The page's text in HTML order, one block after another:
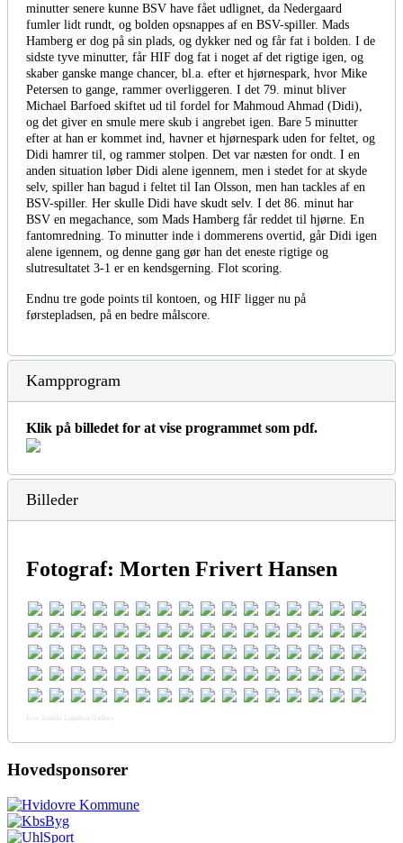
minutter senere kunne BSV have fået udlignet, da Nedergaard
fumler lidt rundt, og bolden opsnappes af en BSV-spiller. Mads
Hamberg er dog på sin plads, og dykker ned og får fat i bolden. I de
sidste tyve minutter, får HIF dog fat i noget af det rigtige igen, og
skaber ganske mange chancer, bl.a. efter et hjørnespark, hvor Mike
Petersen to gange, rammer overliggeren. I det 79. minut bliver
Michael Barfoed skiftet ud til fordel for Mahmoud Ahmad (Didi),
og det giver en smule mere skub i angrebet igen. Bare 5 minutter
efter at han er kommet ind, havner et hjørnespark uden for feltet, og
Didi hamrer til, og rammer stolpen. Det var næsten for ondt. I en
anden situation løber Didi alene igennem, men i stedet for at skyde
selv, spiller han bagud i feltet til Ian Olsson, men han tackles af en
BSV-spiller. Her skulle Didi have skudt selv. I det 86. minut har
BSV en megachance, som Mads Hamberg får reddet til hjørne. En
fantomredning. To minutter inde i dommerens overtid, går Didi igen
alene igennem, og denne gang gør han det eneste rigtige og
slutresultatet 3-1 er en kendsgerning. Flot scoring.
Endnu tre gode points til kontoen, og HIF ligger nu på
førstepladsen, på en bedre målscore.
Kampprogram
Klik på billedet for at vise programmet som pdf.
Billeder
Fotograf: Morten Frivert Hansen
Free Joomla Lightbox Gallery
Hovedsponsorer